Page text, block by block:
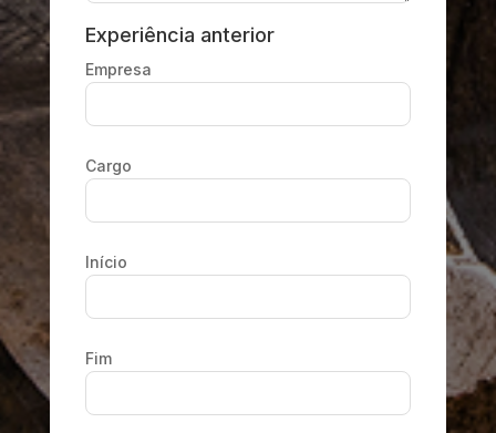
Experiência anterior
Empresa
Cargo
Início
Fim